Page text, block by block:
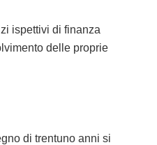
ispettivi di finanza
delle proprie
di trentuno anni si